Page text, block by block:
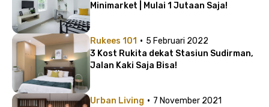
Minimarket | Mulai 1 Jutaan Saja!
Rukees 101 · 5 Februari 2022
3 Kost Rukita dekat Stasiun Sudirman,
Jalan Kaki Saja Bisa!
Urban Living · 7 November 2021